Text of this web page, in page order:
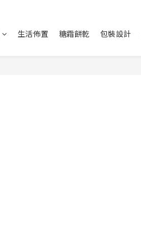
生活佈置 糖霜餅乾 包裝設計